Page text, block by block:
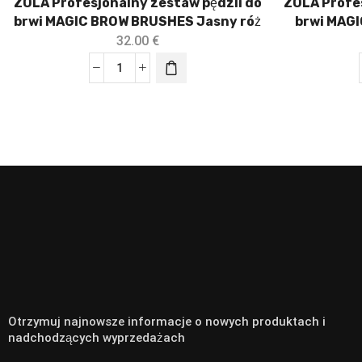
ZOLA Profesjonalny zestaw pędzli do
brwi MAGIC BROW BRUSHES Jasny róż
32.00 €
ZOLA
brwi
Otrzymuj najnowsze informacje o nowych produktach i
nadchodzących wyprzedażach